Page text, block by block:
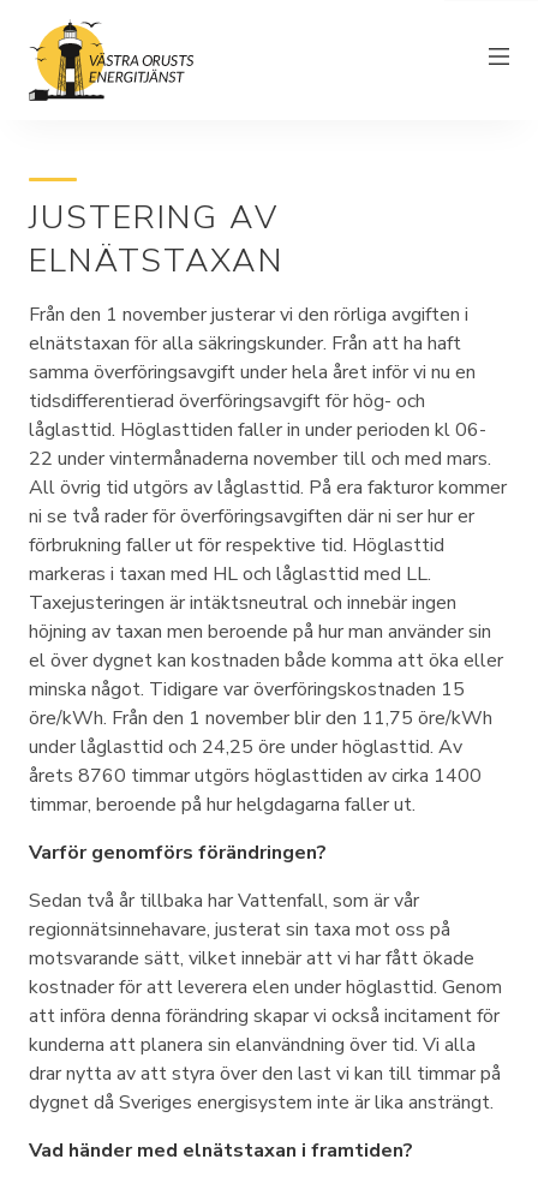
Om föreningen
Elnät
Driftinformation
Kundtjänst
Elhandel
Nyheter
JUSTERING AV
ELNÄTSTAXAN
Från den 1 november justerar vi den rörliga avgiften i
elnätstaxan för alla säkringskunder. Från att ha haft
samma överföringsavgift under hela året inför vi nu en
tidsdifferentierad överföringsavgift för hög- och
låglasttid. Höglasttiden faller in under perioden kl 06-
22 under vintermånaderna november till och med mars.
All övrig tid utgörs av låglasttid. På era fakturor kommer
ni se två rader för överföringsavgiften där ni ser hur er
förbrukning faller ut för respektive tid. Höglasttid
markeras i taxan med HL och låglasttid med LL.
Taxejusteringen är intäktsneutral och innebär ingen
höjning av taxan men beroende på hur man använder sin
el över dygnet kan kostnaden både komma att öka eller
minska något. Tidigare var överföringskostnaden 15
öre/kWh. Från den 1 november blir den 11,75 öre/kWh
under låglasttid och 24,25 öre under höglasttid. Av
årets 8760 timmar utgörs höglasttiden av cirka 1400
timmar, beroende på hur helgdagarna faller ut.
Varför genomförs förändringen?
Sedan två år tillbaka har Vattenfall, som är vår
regionnätsinnehavare, justerat sin taxa mot oss på
motsvarande sätt, vilket innebär att vi har fått ökade
kostnader för att leverera elen under höglasttid. Genom
att införa denna förändring skapar vi också incitament för
kunderna att planera sin elanvändning över tid. Vi alla
drar nytta av att styra över den last vi kan till timmar på
dygnet då Sveriges energisystem inte är lika ansträngt.
Vad händer med elnätstaxan i framtiden?